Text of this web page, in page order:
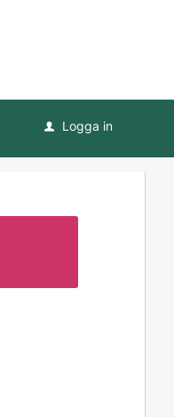
u Logga in